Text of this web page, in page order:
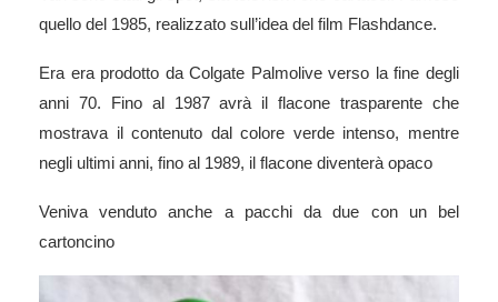
quello del 1985, realizzato sull’idea del film Flashdance.
Era era prodotto da Colgate Palmolive verso la fine degli
anni 70. Fino al 1987 avrà il flacone trasparente che
mostrava il contenuto dal colore verde intenso, mentre
negli ultimi anni, fino al 1989, il flacone diventerà opaco
Veniva venduto anche a pacchi da due con un bel
cartoncino